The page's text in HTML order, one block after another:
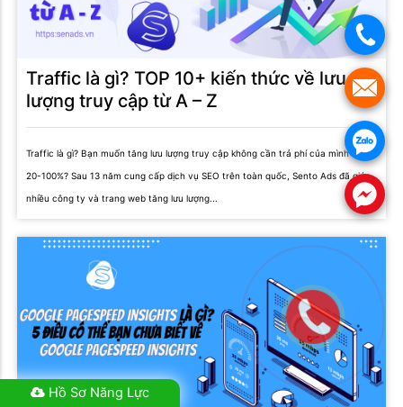
Traffic là gì? TOP 10+ kiến thức về lưu
lượng truy cập từ A – Z
Traffic là gì? Bạn muốn tăng lưu lượng truy cập không cần trả phí của mình lên
20-100%? Sau 13 năm cung cấp dịch vụ SEO trên toàn quốc, Sento Ads đã giúp
nhiều công ty và trang web tăng lưu lượng...
Hồ Sơ Năng Lực
.
.
.
.